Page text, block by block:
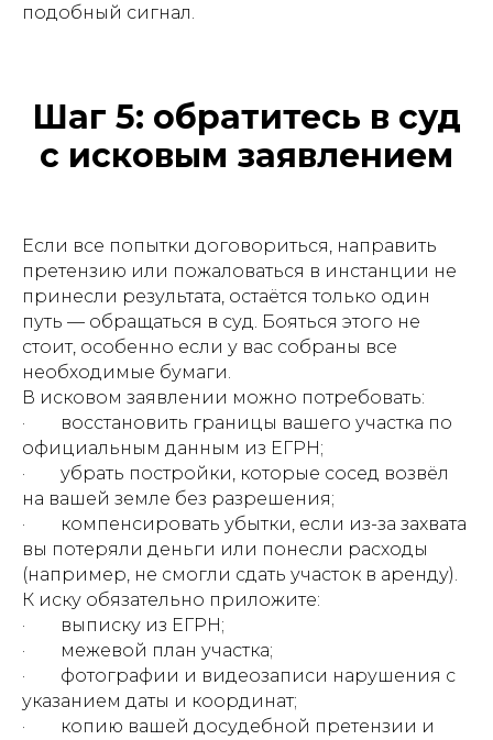
подобный сигнал.
Шаг 5: обратитесь в суд
с исковым заявлением
Если все попытки договориться, направить
претензию или пожаловаться в инстанции не
принесли результата, остаётся только один
путь — обращаться в суд. Бояться этого не
стоит, особенно если у вас собраны все
необходимые бумаги.
В исковом заявлении можно потребовать:
· восстановить границы вашего участка по
официальным данным из ЕГРН;
· убрать постройки, которые сосед возвёл
на вашей земле без разрешения;
· компенсировать убытки, если из-за захвата
вы потеряли деньги или понесли расходы
(например, не смогли сдать участок в аренду).
К иску обязательно приложите:
· выписку из ЕГРН;
· межевой план участка;
· фотографии и видеозаписи нарушения с
указанием даты и координат;
· копию вашей досудебной претензии и